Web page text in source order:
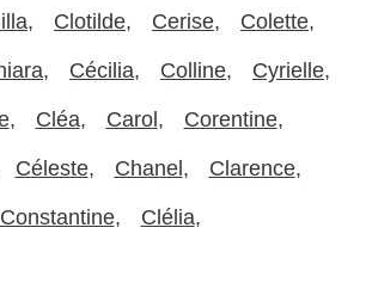
Clotilde Cerise Colette
Cécilia Colline Cyrielle
Cléa Carol Corentine
Céleste Chanel Clarence
Constantine Clélia